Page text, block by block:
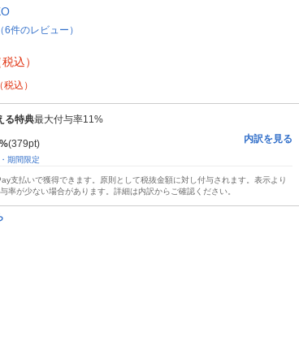
6件のレビュー）
税込）
（税込）
る特典最大付与率11%
%(379pt)
期間限定
内訳を見る
支払いで獲得できます。原則として税抜金額に対し付与されます。表示より
率が少ない場合があります。詳細は内訳からご確認ください。